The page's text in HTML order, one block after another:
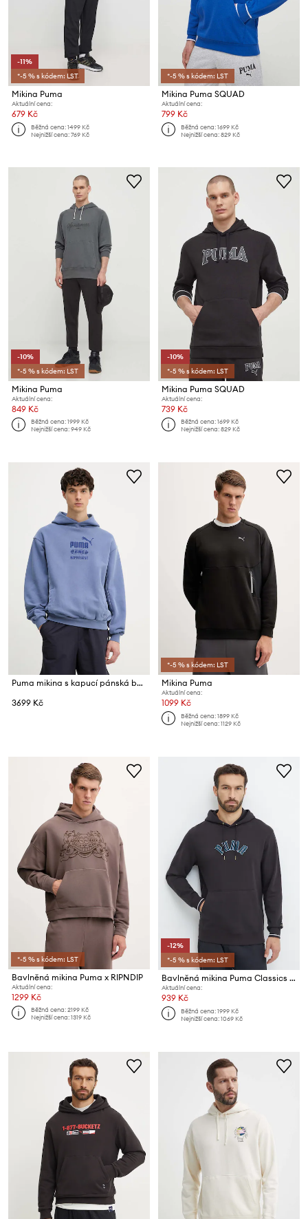
-11%
*-5 % s kódem: LST
Mikina Puma
Aktuální cena:
679 Kč
Běžná cena:1499 Kč
Nejnižší cena:769 Kč
*-5 % s kódem: LST
Mikina Puma SQUAD
Aktuální cena:
799 Kč
Běžná cena:1699 Kč
Nejnižší cena:829 Kč
-10%
*-5 % s kódem: LST
Mikina Puma
Aktuální cena:
849 Kč
Běžná cena:1999 Kč
Nejnižší cena:949 Kč
-10%
*-5 % s kódem: LST
Mikina Puma SQUAD
Aktuální cena:
739 Kč
Běžná cena:1699 Kč
Nejnižší cena:829 Kč
Puma mikina s kapucí pánská bavlněná PUMA x REPRESENT
3699 Kč
*-5 % s kódem: LST
Mikina Puma
Aktuální cena:
1099 Kč
Běžná cena:1899 Kč
Nejnižší cena:1129 Kč
*-5 % s kódem: LST
Bavlněná mikina Puma x RIPNDIP
Aktuální cena:
1299 Kč
Běžná cena:2199 Kč
Nejnižší cena:1319 Kč
-12%
*-5 % s kódem: LST
Bavlněná mikina Puma Classics Play Paris Hoodie
Aktuální cena:
939 Kč
Běžná cena:1999 Kč
Nejnižší cena:1069 Kč